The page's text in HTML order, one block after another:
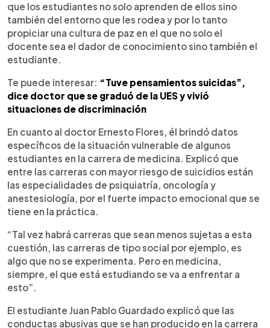
que los estudiantes no solo aprenden de ellos sino
también del entorno que les rodea y por lo tanto
propiciar una cultura de paz en el que no solo el
docente sea el dador de conocimiento sino también el
estudiante.
Te puede interesar: “Tuve pensamientos suicidas”,
dice doctor que se graduó de la UES y vivió
situaciones de discriminación
En cuanto al doctor Ernesto Flores, él brindó datos
específicos de la situación vulnerable de algunos
estudiantes en la carrera de medicina. Explicó que
entre las carreras con mayor riesgo de suicidios están
las especialidades de psiquiatría, oncología y
anestesiología, por el fuerte impacto emocional que se
tiene en la práctica.
“Tal vez habrá carreras que sean menos sujetas a esta
cuestión, las carreras de tipo social por ejemplo, es
algo que no se experimenta. Pero en medicina,
siempre, el que está estudiando se va a enfrentar a
esto”.
El estudiante Juan Pablo Guardado explicó que las
conductas abusivas que se han producido en la carrera